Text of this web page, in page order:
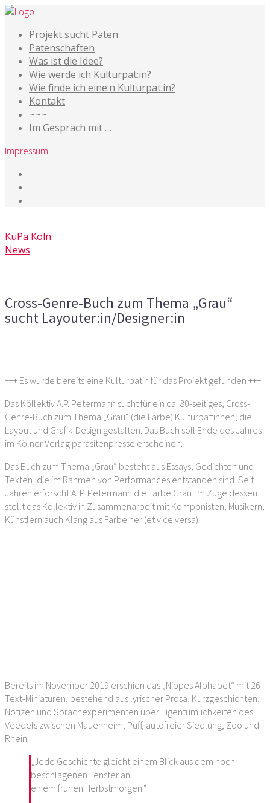
Projekt sucht Paten
Patenschaften
Was ist die Idee?
Wie werde ich Kulturpat:in?
Wie finde ich eine:n Kulturpat:in?
Kontakt
~~~
Im Gespräch mit …
Impressum
KuPa Köln
News
Cross-Genre-Buch zum Thema „Grau“
sucht Layouter:in/Designer:in
+++ Es wurde bereits eine Kulturpatin für das Projekt gefunden +++
Das Köllektiv A.P. Petermann sucht für ein ca. 80-seitiges, Cross-
Genre-Buch zum Thema „Grau“ (die Farbe) Kulturpat:innen, die
Layout und Grafik-Design gestalten. Das Buch soll Ende des Jahres
im Kölner Verlag parasitenpresse erscheinen.
Das Buch zum Thema „Grau“ besteht aus Essays, Gedichten und
Texten, die im Rahmen von Performances entstanden sind. Seit
Jahren erforscht A. P. Petermann die Farbe Grau. Im Zuge dessen
stellt das Köllektiv in Zusammenarbeit mit Komponisten, Musikern,
Künstlern auch Klang aus Farbe her (et vice versa).
Bereits im November 2019 erschien das „Nippes Alphabet“ mit 26
Text-Miniaturen, bestehend aus lyrischer Prosa, Kurzgeschichten,
Notizen und Sprachexperimenten über Eigentümlichkeiten des
Veedels zwischen Mauenheim, Puff, autofreier Siedlung, Zoo und
Rhein.
„Jede Geschichte gleicht einem Blick aus dem noch
beschlagenen Fenster an
einem frühen Herbstmorgen.“